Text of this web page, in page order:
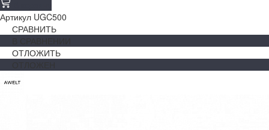
Артикул UGC500
СРАВНИТЬ
ОТЛОЖИТЬ